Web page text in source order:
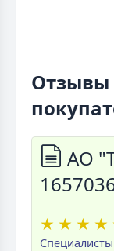
Отзывы
АО
★ ★ ★ ★